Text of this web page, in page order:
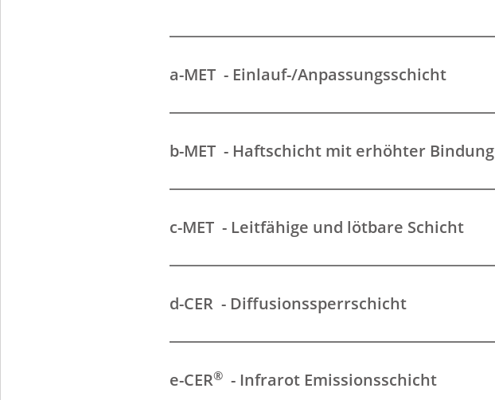
a-MET - Einlauf-/Anpassungsschicht
b-MET - Haftschicht mit erhöhter Bindung
c-MET - Leitfähige und lötbare Schicht
d-CER - Diffusionssperrschicht
e-CER® - Infrarot Emissionsschicht